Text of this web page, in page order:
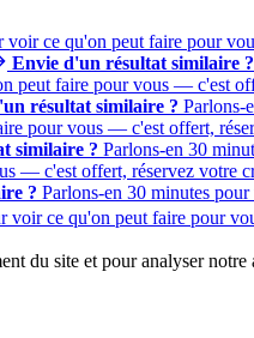
voir ce qu'on peut faire pour
Envie d'un résultat similaire ?
peut faire pour vous — c'est
résultat similaire ? Parlons-
pour vous — c'est offert,
similaire ? Parlons-en 30
— c'est offert, réservez votre
? Parlons-en 30 minutes
ce qu'on peut faire pour
du site et pour analyser notre